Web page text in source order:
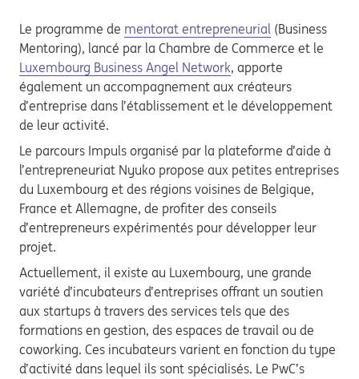
Le programme de mentorat entrepreneurial (Business
Mentoring), lancé par la Chambre de Commerce et le
Luxembourg Business Angel Network, apporte
également un accompagnement aux créateurs
d’entreprise dans l’établissement et le développement
de leur activité.
Le parcours Impuls organisé par la plateforme d’aide à
l’entrepreneuriat Nyuko propose aux petites entreprises
du Luxembourg et des régions voisines de Belgique,
France et Allemagne, de profiter des conseils
d’entrepreneurs expérimentés pour développer leur
projet.
Actuellement, il existe au Luxembourg, une grande
variété d’incubateurs d’entreprises offrant un soutien
aux startups à travers des services tels que des
formations en gestion, des espaces de travail ou de
coworking. Ces incubateurs varient en fonction du type
d’activité dans lequel ils sont spécialisés. Le PwC’s